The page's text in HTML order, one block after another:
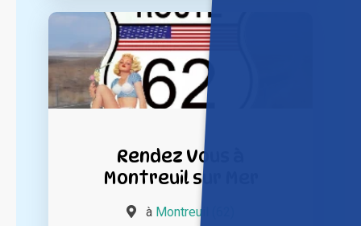
Rendez Vous à
Montreuil sur Mer
à Montreuil (62)